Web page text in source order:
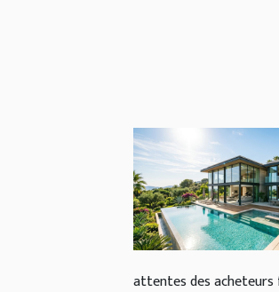
attentes des acheteurs